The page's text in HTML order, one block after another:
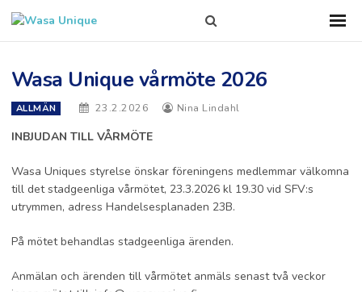
this
Wasa Unique vårmöte 2026
ALLMÄN 23.2.2026 Nina Lindahl
INBJUDAN TILL VÅRMÖTE
Wasa Uniques styrelse önskar föreningens medlemmar välkomna
till det stadgeenliga vårmötet, 23.3.2026 kl 19.30 vid SFV:s
utrymmen, adress Handelsesplanaden 23B.
På mötet behandlas stadgeenliga ärenden.
Anmälan och ärenden till vårmötet anmäls senast två veckor